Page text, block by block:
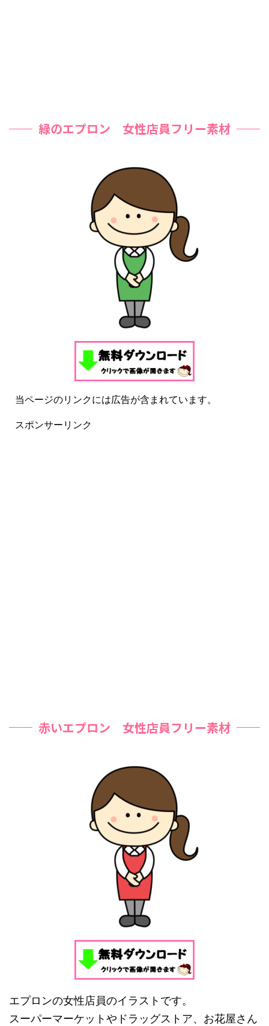
緑のエプロン 女性店員フリー素材
当ページのリンクには広告が含まれています。
スポンサーリンク
赤いエプロン 女性店員フリー素材
エプロンの女性店員のイラストです。
スーパーマーケットやドラッグストア、お花屋さん